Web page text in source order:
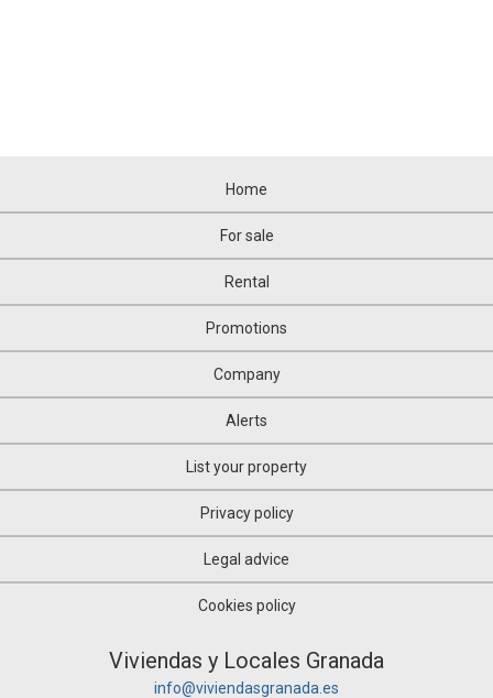
Home
For sale
Rental
Promotions
Company
Alerts
List your property
Privacy policy
Legal advice
Cookies policy
Viviendas y Locales Granada
info@viviendasgranada.es